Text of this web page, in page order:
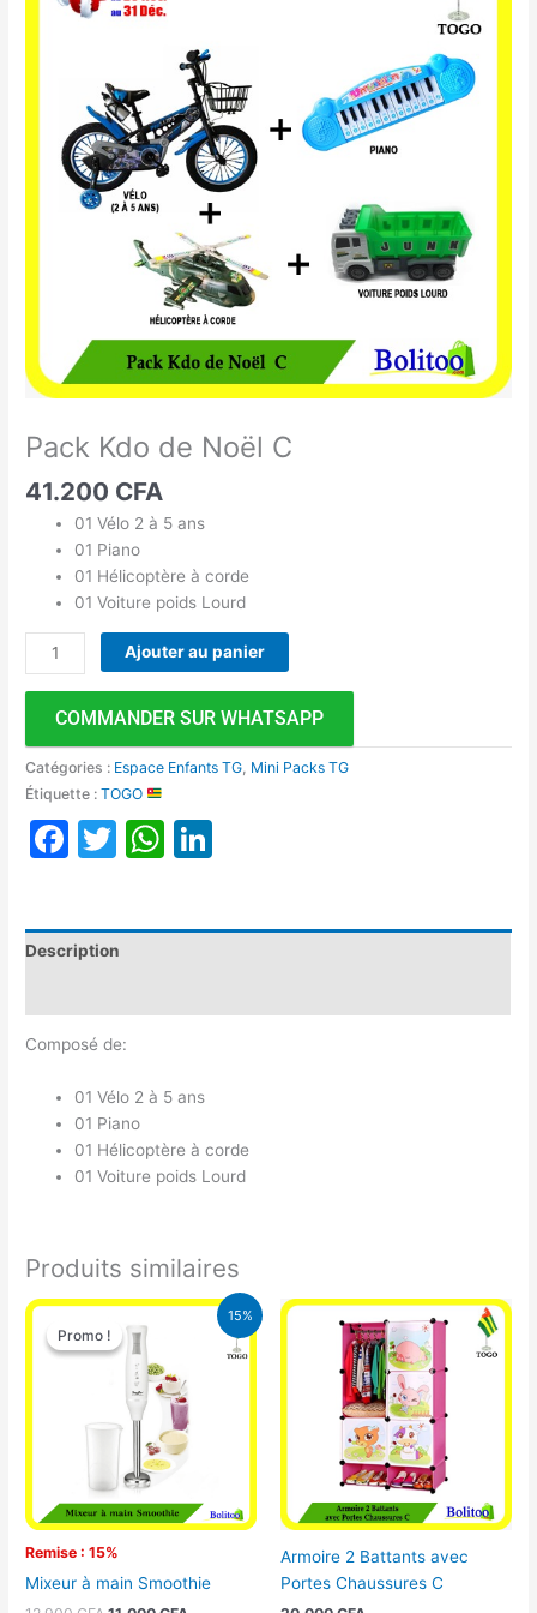
Pack Kdo de Noël C
41.200 CFA
01 Vélo 2 à 5 ans
01 Piano
01 Hélicoptère à corde
01 Voiture poids Lourd
Ajouter au panier
COMMANDER SUR WHATSAPP
Catégories : Espace Enfants TG Mini Packs TG
Étiquette :TOGO
Facebook
TwitterWhatsApp
Description
Composé de:
01 Vélo 2 à 5 ans
01 Piano
01 Hélicoptère à corde
01 Voiture poids Lourd
Produits similaires
15%
Promo !
Remise : 15%
Promo !
Mixeur à main Smoothie
Le
prix
initial
était :
12.900 CFA.
Le
Armoire 2 Battants avec
Portes Chaussures C